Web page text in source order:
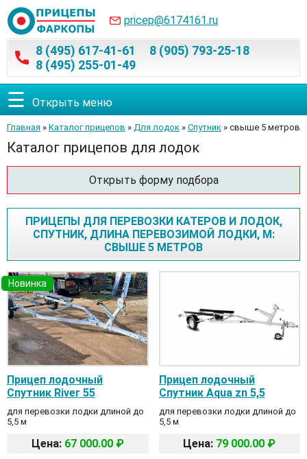
pricep@6174161.ru
8 (495) 617-41-61
8 (905) 793-25-18
8 (495) 255-01-49
☰ Открыть меню
Главная » Каталог прицепов » Для лодок » Спутник » свыше 5 метров
Каталог прицепов для лодок
Открыть форму подбора
ПРИЦЕПЫ ДЛЯ ПЕРЕВОЗКИ КАТЕРОВ И ЛОДОК,
СПУТНИК, ДЛИНА ПЕРЕВОЗИМОЙ ЛОДКИ, М:
СВЫШЕ 5 МЕТРОВ
Новинка
Прицеп лодочный
Спутник River 55
для перевозки лодки длиной до
5,5 м
Цена: 67 000.00 ₽
Прицеп лодочный
Спутник Aqua zn 5,5
для перевозки лодки длиной до
5,5 м
Цена: 79 000.00 ₽